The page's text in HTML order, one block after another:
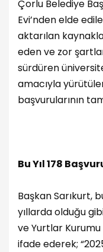
Çorlu Belediye
Evi’nden elde
aktarılan
eden ve zor
sürdüren
amacıyla
başvurularının
Bu Yıl 178
Başkan Sarıkurt,
yıllarda olduğu
ve Yurtlar
ifade ederek;